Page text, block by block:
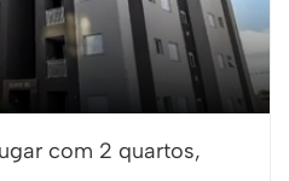
com 2 quartos,